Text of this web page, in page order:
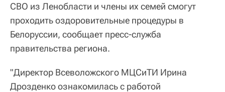
СВО из Ленобласти и члены их семей смогут
проходить оздоровительные процедуры в
Белоруссии, сообщает пресс-служба
правительства региона.
"Директор Всеволожского МЦСиТИ Ирина
Дрозденко ознакомилась с работой